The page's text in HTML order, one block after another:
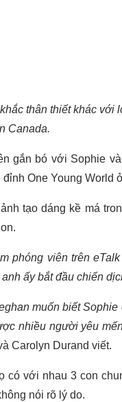
thân thiết khác với
Canada.
gắn bó với Sophie
One Young World
tạo dáng kề má
phóng viên trên
ấy bắt đầu chiến
muốn biết
nhiều người yêu
Carolyn Durand viết.
có với nhau 3 con
nói rõ lý do.